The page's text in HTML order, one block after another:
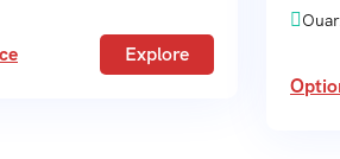
Explore